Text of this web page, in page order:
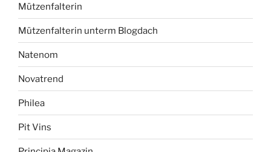
Mützenfalterin
Mützenfalterin unterm Blogdach
Natenom
Novatrend
Philea
Pit Vins